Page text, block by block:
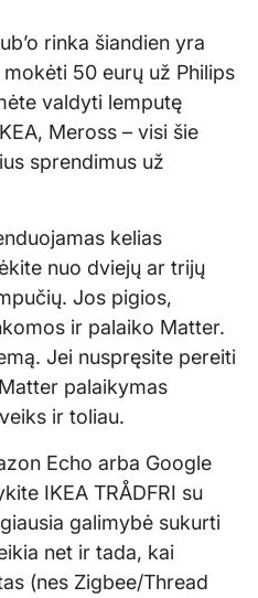
rinka šiandien yra
50 eurų už Philips
valdyti lemputę
Meross – visi šie
sprendimus už
kelias
nuo dviejų ar trijų
Jos pigios,
ir palaiko Matter.
Jei nuspręsite pereiti
palaikymas
ir toliau.
Echo arba Google
IKEA TRÅDFRI su
galimybė sukurti
net ir tada, kai
(nes Zigbee/Thread